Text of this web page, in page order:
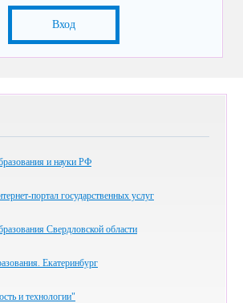
Вход
и науки РФ
портал государственных услуг
Свердловской области
Екатеринбург
и технологии"